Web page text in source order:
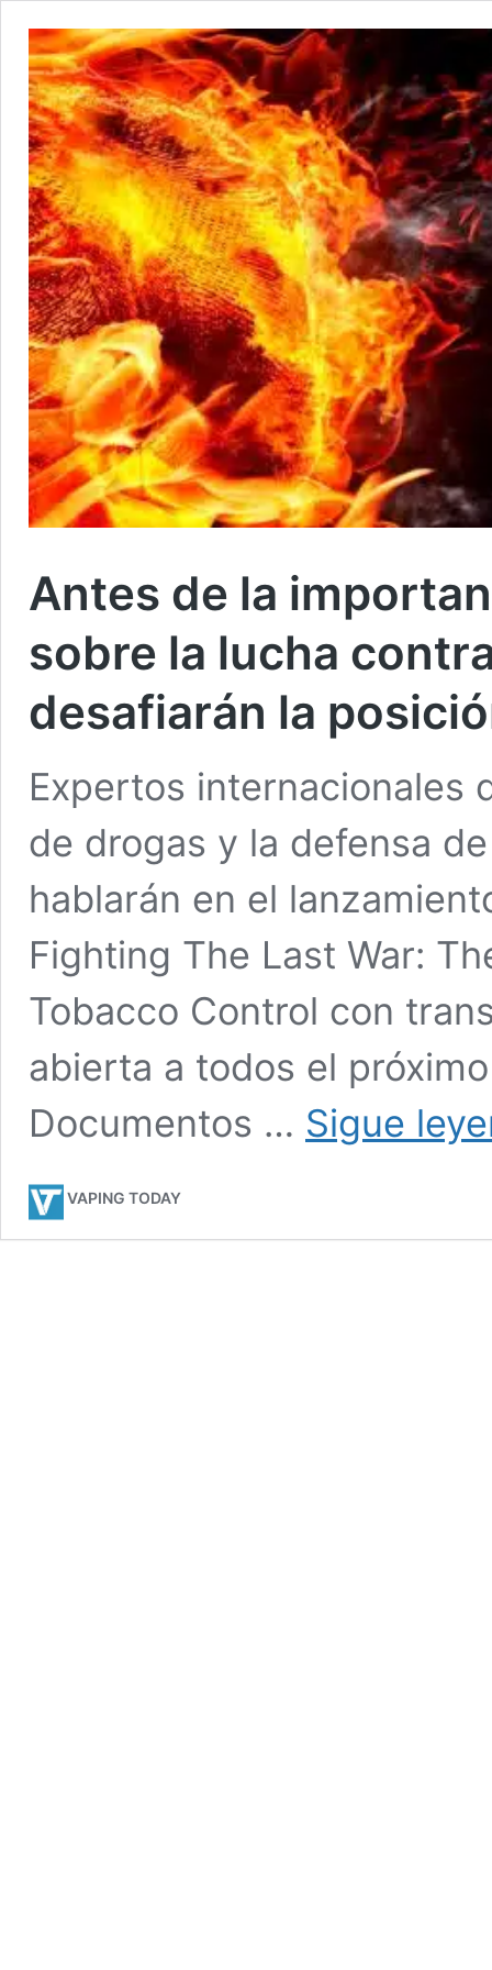
Antes de la
sobre la lucha
desafiarán la
Expertos internacionales
de drogas y la defensa
hablarán en el
Fighting The Last War:
Tobacco Control con
abierta a todos el
Documentos … Sigue
VAPING TODAY